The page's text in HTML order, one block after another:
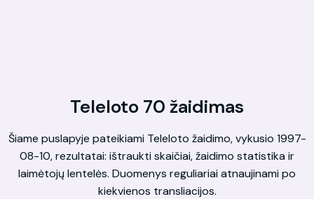
Teleloto 70 žaidimas
Šiame puslapyje pateikiami Teleloto žaidimo, vykusio 1997-
08-10, rezultatai: ištraukti skaičiai, žaidimo statistika ir
laimėtojų lentelės. Duomenys reguliariai atnaujinami po
kiekvienos transliacijos.